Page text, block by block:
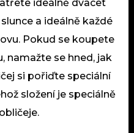
ideálně dvacet
a ideálně každé
Pokud se koupete
namažte se hned, jak
si pořiďte speciální
složení je speciálně